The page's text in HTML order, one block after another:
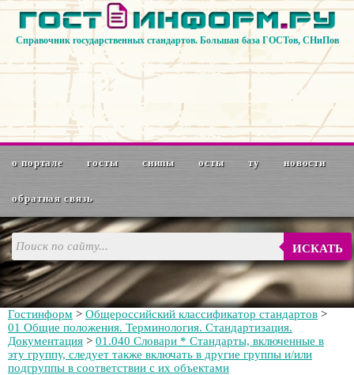
Справочник государственных стандартов. Большая база ГОСТов, СНиПов
о портале госты снипы осты ту новости
обратная связь
ИСКАТЬ
Гостинформ > Общероссийский классификатор стандартов >
01 Общие положения. Терминология. Стандартизация.
Документация > 01.040 Словари * Стандарты, включенные в
эту группу, следует также включать в другие группы и/или
подгруппы в соответствии с их объектами